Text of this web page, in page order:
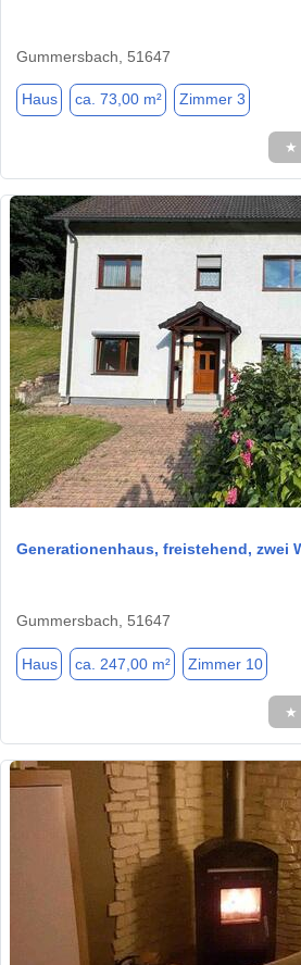
Gummersbach, 51647
Haus ca. 73,00 m² Zimmer 3
★
Generationenhaus, freistehend, zwei
Gummersbach, 51647
Haus ca. 247,00 m² Zimmer 10
★